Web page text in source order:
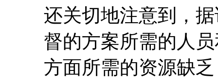
还关切地注意到，
督的方案所需的人
方面所需的资源缺